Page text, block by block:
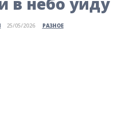
25/05/2026 РАЗНОЕ